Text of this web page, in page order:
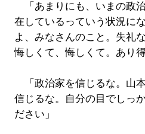
「あまりにも、いまの政
在しているっていう状況に
よ、みなさんのこと。失礼
悔しくて、悔しくて。あり
「政治家を信じるな。山
信じるな。自分の目でしっ
ださい」